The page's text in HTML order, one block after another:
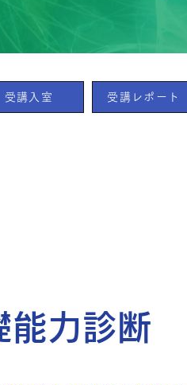
受講入室 受講レポート
能力診断